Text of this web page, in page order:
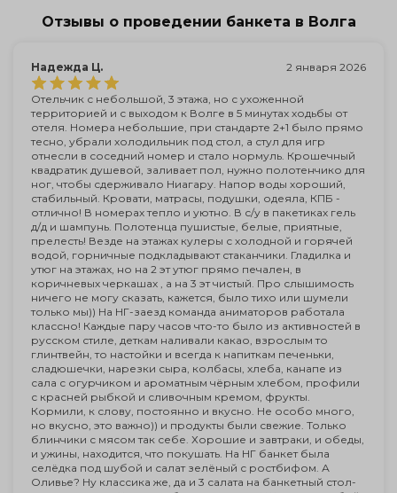
Отзывы о проведении банкета в Волга
Надежда Ц. 2 января 2026
Отельчик с небольшой, 3 этажа, но с ухоженной
территорией и с выходом к Волге в 5 минутах ходьбы от
отеля. Номера небольшие, при стандарте 2+1 было прямо
тесно, убрали холодильник под стол, а стул для игр
отнесли в соседний номер и стало нормуль. Крошечный
квадратик душевой, заливает пол, нужно полотенчико для
ног, чтобы сдерживало Ниагару. Напор воды хороший,
стабильный. Кровати, матрасы, подушки, одеяла, КПБ -
отлично! В номерах тепло и уютно. В с/у в пакетиках гель
д/д и шампунь. Полотенца пушистые, белые, приятные,
прелесть! Везде на этажах кулеры с холодной и горячей
водой, горничные подкладывают стаканчики. Гладилка и
утюг на этажах, но на 2 эт утюг прямо печален, в
коричневых черкашах , а на 3 эт чистый. Про слышимость
ничего не могу сказать, кажется, было тихо или шумели
только мы)) На НГ-заезд команда аниматоров работала
классно! Каждые пару часов что-то было из активностей в
русском стиле, деткам наливали какао, взрослым то
глинтвейн, то настойки и всегда к напиткам печеньки,
сладюшечки, нарезки сыра, колбасы, хлеба, канапе из
сала с огурчиком и ароматным чёрным хлебом, профили
с красней рыбкой и сливочным кремом, фрукты.
Кормили, к слову, постоянно и вкусно. Не особо много,
но вкусно, это важно)) и продукты были свежие. Только
блинчики с мясом так себе. Хорошие и завтраки, и обеды,
и ужины, находится, что покушать. На НГ банкет была
селёдка под шубой и салат зелёный с ростбифом. А
Оливье? Ну классика же, да и 3 салата на банкетный стол-